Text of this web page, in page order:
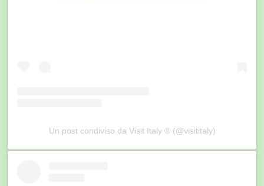
Un post condiviso da Visit Italy ® (@visititaly)